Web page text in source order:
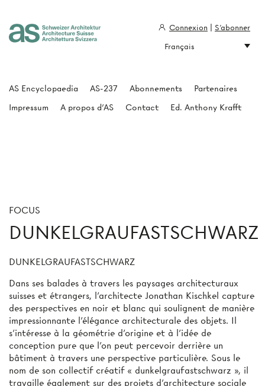
FOCUS
DUNKELGRAUFASTSCHWARZ
DUNKELGRAUFASTSCHWARZ
Dans ses balades à travers les paysages architecturaux
suisses et étrangers, l’architecte Jonathan Kischkel capture
des perspectives en noir et blanc qui soulignent de manière
impressionnante l’élégance architecturale des objets. Il
s’intéresse à la géométrie d’origine et à l’idée de
conception pure que l’on peut percevoir derrière un
bâtiment à travers une perspective particulière. Sous le
nom de son collectif créatif « dunkelgraufastschwarz », il
travaille également sur des projets d’architecture sociale
AS Encyclopaedia AS-237 Abonnements
Partenaires
Impressum
A propos d'AS Contact Ed. Anthony Krafft
Connexion
S'abonner
Français